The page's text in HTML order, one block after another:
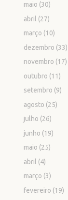
maio (30)
abril (27)
março (10)
dezembro (33)
novembro (17)
outubro (11)
setembro (9)
agosto (25)
julho (26)
junho (19)
maio (25)
abril (4)
março (3)
fevereiro (19)